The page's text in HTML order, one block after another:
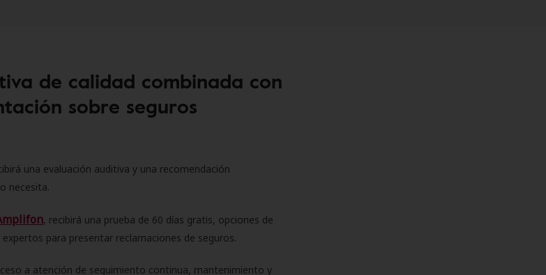
de calidad combinada con
sobre seguros
una evaluación auditiva y una recomendación
necesita.
, recibirá una prueba de 60 días gratis, opciones de
para presentar reclamaciones de seguros.
a atención de seguimiento continua, mantenimiento y